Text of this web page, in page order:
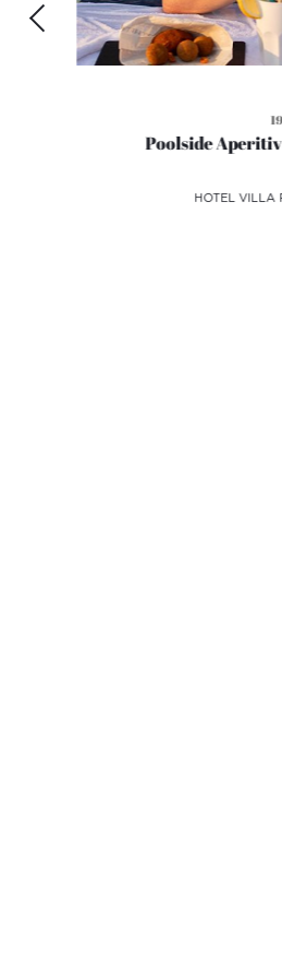
Poolside
HOTEL VILLA